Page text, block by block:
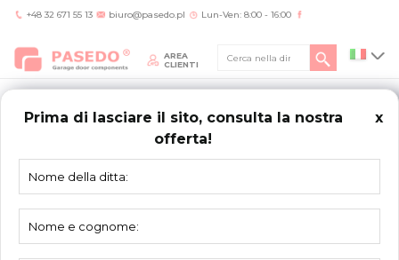
+48 32 671 55 13 biuro@pasedo.pl Lun-Ven: 8:00 - 16:00
AREA
CLIENTI
Prima di lasciare il sito, consulta la nostra
offerta!
x
Home/Prodotti/Profili alluminio
grezzo
PROFILI